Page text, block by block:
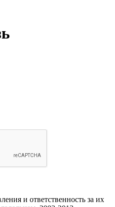
и ответственность за их